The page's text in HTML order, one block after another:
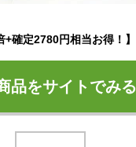
品をサイトでみる